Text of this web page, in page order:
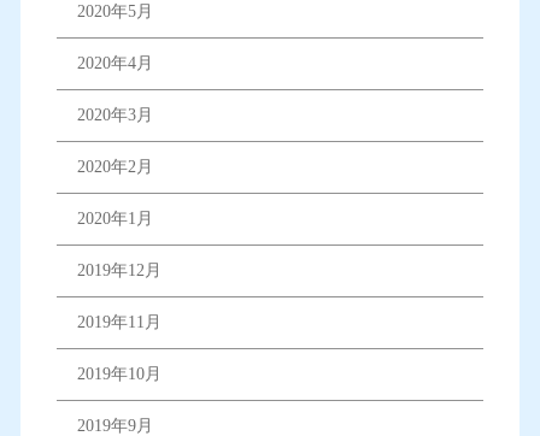
2020年5月
2020年4月
2020年3月
2020年2月
2020年1月
2019年12月
2019年11月
2019年10月
2019年9月